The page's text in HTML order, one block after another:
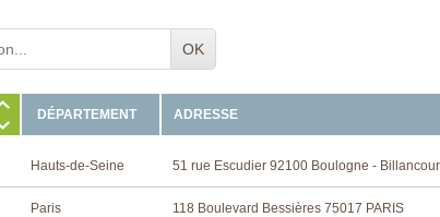
OK
DÉPARTEMENT ADRESSE
Hauts-de-Seine 51 rue Escudier 92100 Boulogne -
Paris 118 Boulevard Bessières 75017 PARIS